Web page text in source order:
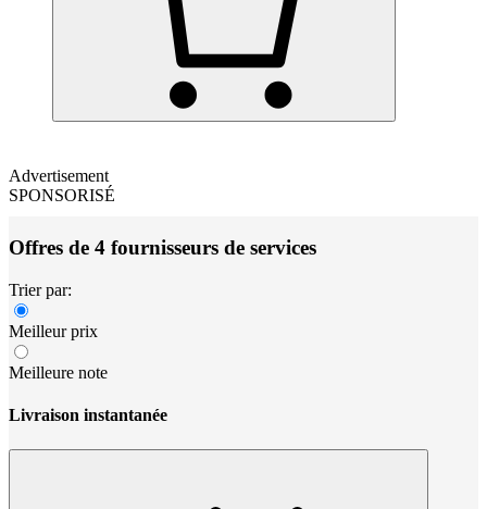
Advertisement
SPONSORISÉ
Offres de 4 fournisseurs de services
Trier par:
Meilleur prix
Meilleure note
Livraison instantanée